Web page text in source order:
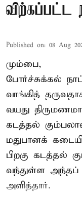
விற்கப்பட்ட
Published on: 08 Aug
மும்பை,
போர்ச்சுக்கல்
வாங்கித்
வயது
கடத்தல்
மதுபானக்
பிறகு கடத்தல்
வந்துள்ள அந்தப்
அளித்தார்.